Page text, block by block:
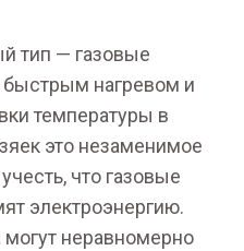
тип — газовые
нагревом и
температуры в
это незаменимое
что газовые
электроэнергию.
могут неравномерно